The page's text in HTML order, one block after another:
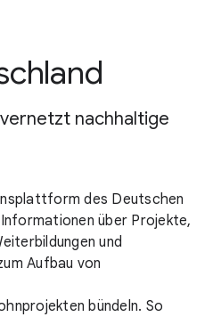
nachhaltige
des Deutschen
über Projekte,
und
Aufbau von
bündeln. So